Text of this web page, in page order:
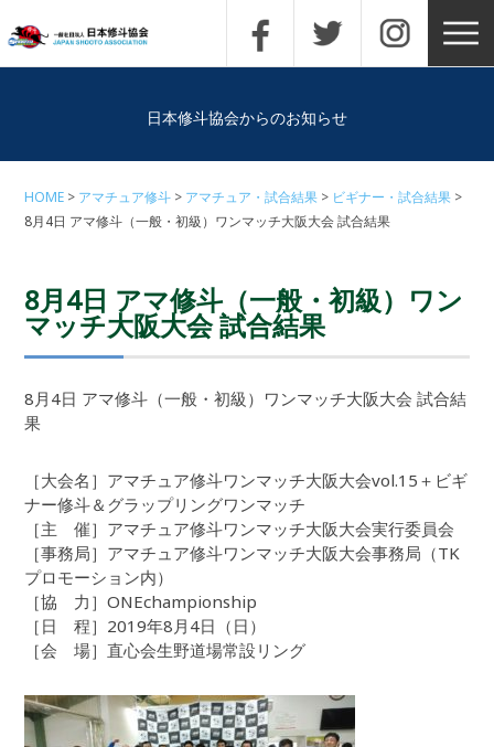
日本修斗協会からのお知らせ
HOME アマチュア修斗 アマチュア・試合結果
ビギナー・試合結果
8月4日 アマ修斗（一般・初級）ワンマッチ大阪大会 試合結果
8月4日 アマ修斗（一般・初級）ワン
マッチ大阪大会 試合結果
8月4日 アマ修斗（一般・初級）ワンマッチ大阪大会 試合結
果
［大会名］アマチュア修斗ワンマッチ大阪大会vol.15＋ビギ
ナー修斗＆グラップリングワンマッチ
［主 催］アマチュア修斗ワンマッチ大阪大会実行委員会
［事務局］アマチュア修斗ワンマッチ大阪大会事務局（TK
プロモーション内）
［協 力］ONEchampionship
［日 程］2019年8月4日（日）
［会 場］直心会生野道場常設リング